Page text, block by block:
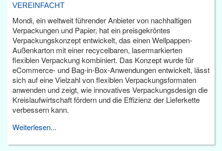
VEREINFACHT
Mondi, ein weltweit führender Anbieter von nachhaltigen
Verpackungen und Papier, hat ein preisgekröntes
Verpackungskonzept entwickelt, das einen Wellpappen-
Außenkarton mit einer recycelbaren, lasermarkierten
flexiblen Verpackung kombiniert. Das Konzept wurde für
eCommerce- und Bag-in-Box-Anwendungen entwickelt, lässt
sich auf eine Vielzahl von flexiblen Verpackungsformaten
anwenden und zeigt, wie innovatives Verpackungsdesign die
Kreislaufwirtschaft fördern und die Effizienz der Lieferkette
verbessern kann.
Weiterlesen...